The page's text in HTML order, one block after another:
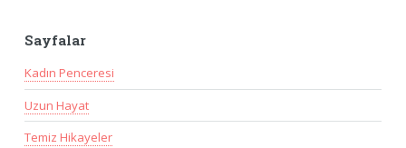
Sayfalar
Kadın Penceresi
Uzun Hayat
Temiz Hikayeler